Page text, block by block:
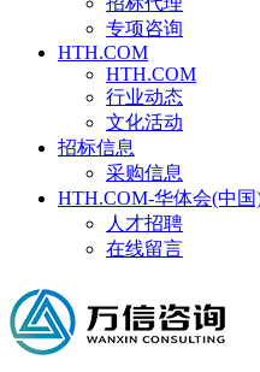
专项咨询
HTH.COM
HTH.COM
行业动态
文化活动
招标信息
采购信息
HTH.COM-华体会(中国
人才招聘
在线留言